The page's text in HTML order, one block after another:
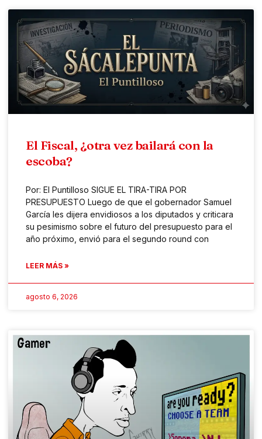
El Fiscal, ¿otra vez bailará con la
escoba?
Por: El Puntilloso SIGUE EL TIRA-TIRA POR
PRESUPUESTO Luego de que el gobernador Samuel
García les dijera envidiosos a los diputados y criticara
su pesimismo sobre el futuro del presupuesto para el
año próximo, envió para el segundo round con
LEER MÁS »
agosto 6, 2026